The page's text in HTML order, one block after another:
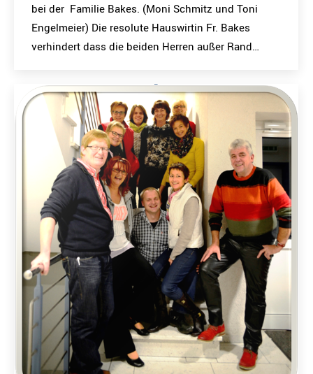
bei der Familie Bakes. (Moni Schmitz und Toni
Engelmeier) Die resolute Hauswirtin Fr. Bakes
verhindert dass die beiden Herren außer Rand…